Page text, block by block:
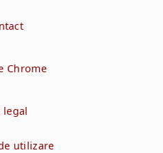
Chrome
legal
utilizare